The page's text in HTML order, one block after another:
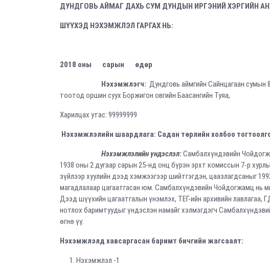
ДУНДГОВЬ АЙМАГ ДАХЬ СУМ ДУНДЫН ИРГЭНИЙ ХЭРГИЙН
ШҮҮХЭД НЭХЭМЖЛЭЛ ГАРГАХ НЬ:
2018 оны сарын өдөр
Нэхэмжлэгч: Дундговь аймгийн Сайнцагаан сумын
тоотод оршин суух Боржигон овгийн Баасангийн Туяа,
Харилцах утас: 99999999
Нэхэмжлэлийн шаардлага: Садан төрлийн холбоо
Нэхэмжлэлийн үндэслэл:Самбалхүндэвийн
1938 оны 2 дугаар сарын 25-нд онц бүрэн эрхт комиссын 7-р
зүйлээр хуулийн дээд хэмжээгээр шийтгэгдэн, цаазлагдсаныг
магадлалаар цагаатгасан юм. Самбалхүндэвийн Чойдогжамц нь
Дээд шүүхийн цагаатгалын үнэмлэх, ТЕГ-ийн архивийн
нотлох баримтуудыг үндэслэн намайг хэлмэгдэгч
өгнө үү.
Нэхэмжлэлд хавсаргасан баримт бичгийн жагсаалт:
Нэхэмжлэл -1